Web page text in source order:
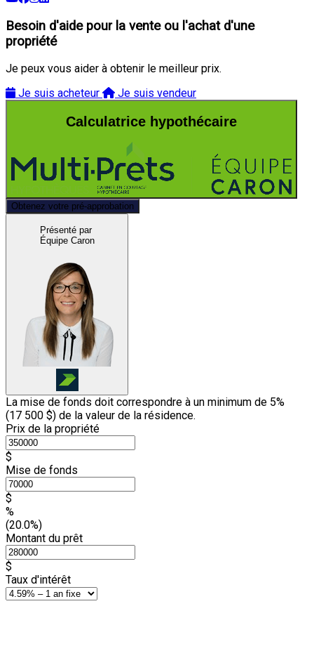
Besoin d'aide pour la vente ou l'achat d'une
propriété
Je peux vous aider à obtenir le meilleur prix.
Je suis acheteur
Je suis vendeur
Calculatrice hypothécaire
Obtenez votre pré-approbation
Présenté par
Équipe Caron
La mise de fonds doit correspondre à un minimum de 5%
(17 500 $) de la valeur de la résidence.
Prix de la propriété
$
Mise de fonds
$
%
(20.0%)
Montant du prêt
$
Taux d'intérêt